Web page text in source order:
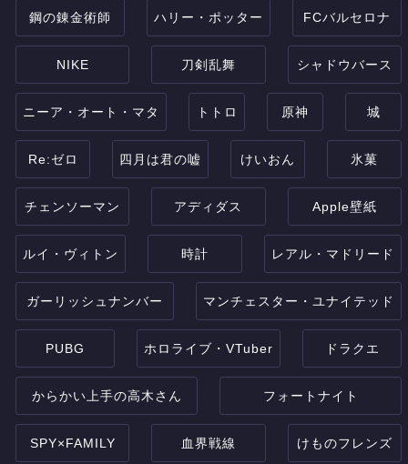
鋼の錬金術師 ハリー・ポッター FCバルセロナ
NIKE 刀剣乱舞 シャドウバース
ニーア・オート・マタ トトロ 原神 城
Re:ゼロ 四月は君の嘘 けいおん 氷菓
チェンソーマン アディダス Apple壁紙
ルイ・ヴィトン 時計 レアル・マドリード
ガーリッシュナンバー マンチェスター・ユナイテッド
PUBG ホロライブ・VTuber ドラクエ
からかい上手の高木さん フォートナイト
SPY×FAMILY 血界戦線 けものフレンズ